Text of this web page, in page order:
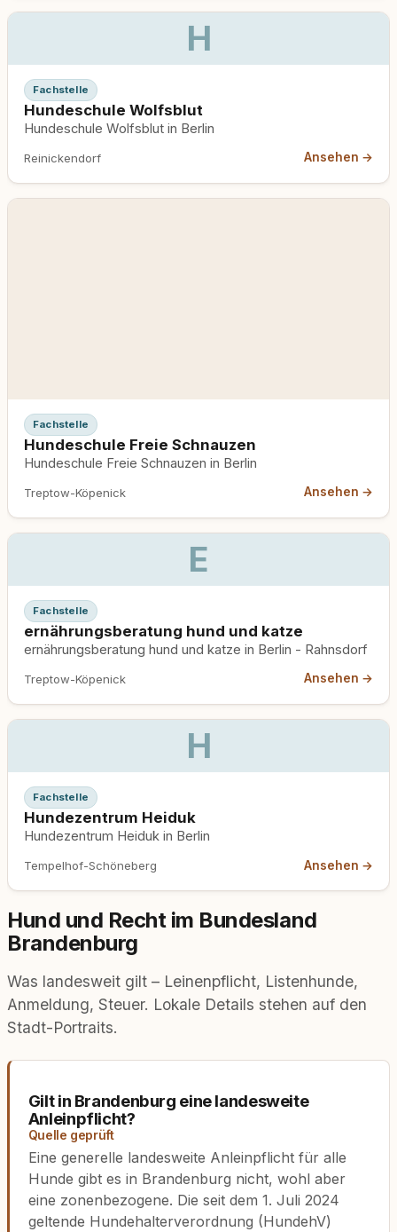
H
Fachstelle
Hundeschule Wolfsblut
Hundeschule Wolfsblut in Berlin
Reinickendorf Ansehen →
Fachstelle
Hundeschule Freie Schnauzen
Hundeschule Freie Schnauzen in Berlin
Treptow-Köpenick Ansehen →
E
Fachstelle
ernährungsberatung hund und katze
ernährungsberatung hund und katze in Berlin - Rahnsdorf
Treptow-Köpenick Ansehen →
H
Fachstelle
Hundezentrum Heiduk
Hundezentrum Heiduk in Berlin
Tempelhof-Schöneberg Ansehen →
Hund und Recht im Bundesland
Brandenburg
Was landesweit gilt – Leinenpflicht, Listenhunde,
Anmeldung, Steuer. Lokale Details stehen auf den
Stadt-Portraits.
Gilt in Brandenburg eine landesweite
Anleinpflicht?
Quelle geprüft
Eine generelle landesweite Anleinpflicht für alle
Hunde gibt es in Brandenburg nicht, wohl aber
eine zonenbezogene. Die seit dem 1. Juli 2024
geltende Hundehalterverordnung (HundehV)